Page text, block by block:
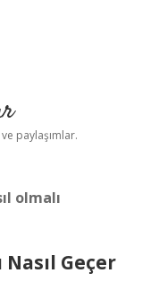
paylaşımlar.
olmalı
Nasıl Geçer